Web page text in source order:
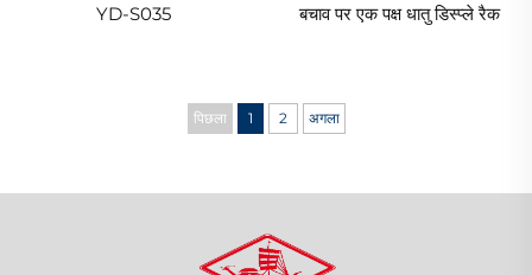
YD-S035
बचाव पर एक पक्ष धातु डिस्प्ले रैक
पिछला 1 2 अगला